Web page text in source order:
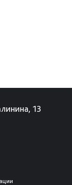
13